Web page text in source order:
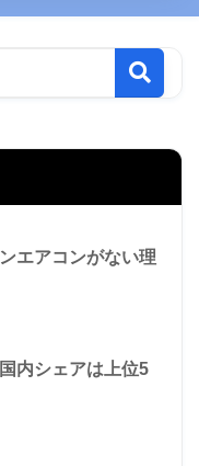
エアコンがない理
内シェアは上位5